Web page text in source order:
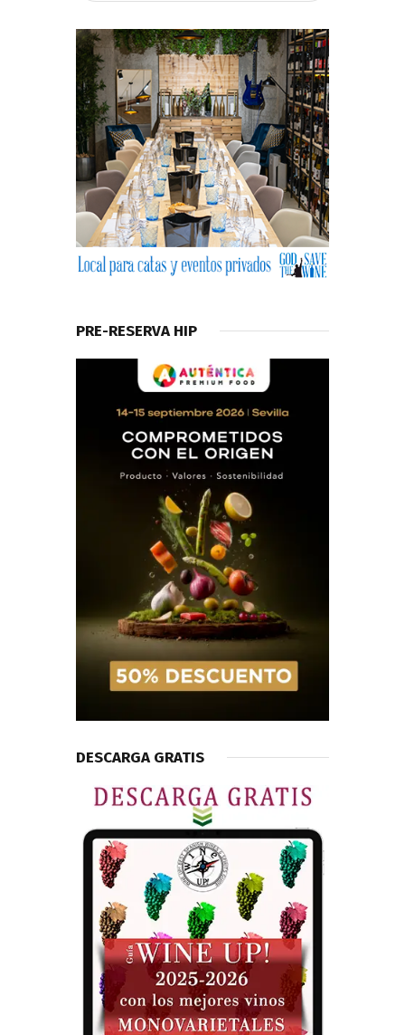
PRE-RESERVA HIP
DESCARGA GRATIS